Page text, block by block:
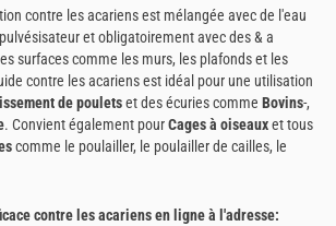
contre les acariens est mélangée avec de l'eau
et obligatoirement avec des & a
surfaces comme les murs, les plafonds et les
contre les acariens est idéal pour une utilisation
de pouletset des écuries comme Bovins-,
. Convient également pourCages à oiseauxet tous
comme le poulailler, le poulailler de cailles, le
contre les acariens en ligne à l'adresse: